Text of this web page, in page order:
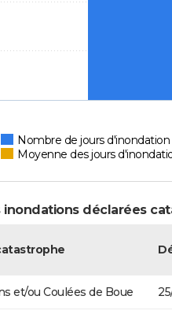
Nombre de jours d'inondation
Moyenne des jours
inondations déclarées
et/ou Coulées de Boue